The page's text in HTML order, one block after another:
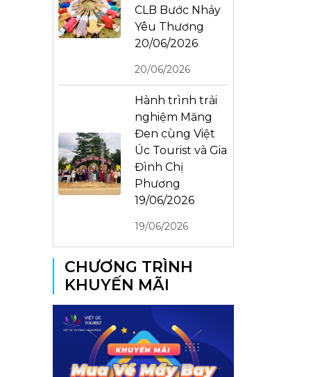
CLB Bước Nhảy
Yêu Thương
20/06/2026
20/06/2026
Hành trình trải
nghiệm Măng
Đen cùng Việt
Úc Tourist và Gia
Đình Chị
Phương
19/06/2026
19/06/2026
CHƯƠNG TRÌNH
KHUYẾN MÃI